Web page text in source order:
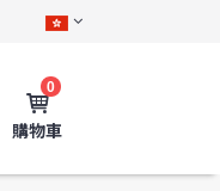
0
購物車